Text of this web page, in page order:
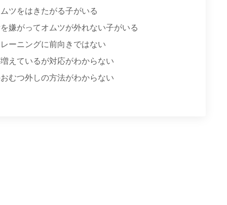
ツをはきたがる子がいる
嫌がってオムツが外れない子がいる
ーニングに前向きではない
えているが対応がわからない
むつ外しの方法がわからない